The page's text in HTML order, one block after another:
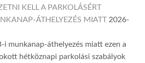
KELL A PARKOLÁSÉRT
ÁTHELYEZÉS MIATT 2026-
i munkanap-áthelyezés miatt ezen a
hétköznapi parkolási szabályok